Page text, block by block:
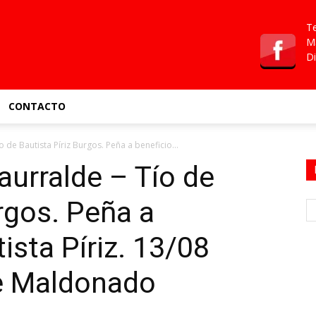
CONTACTO
de Bautista Píriz Burgos. Peña a beneficio...
– Tío de
Peña a
Píriz. 13/08
Maldonado